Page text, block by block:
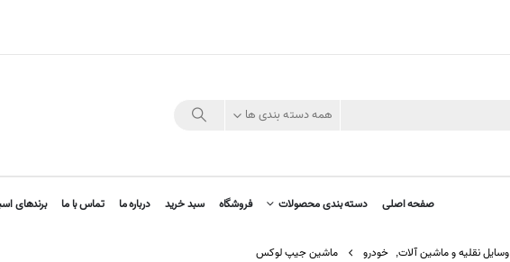
همه دسته بندی ها
صفحه اصلی دسته بندی محصولات فروشگاه سبد خرید درباره ما تماس با ما برندهای
وسایل نقلیه و ماشین آلات, خودرو ماشین جیپ لوکس